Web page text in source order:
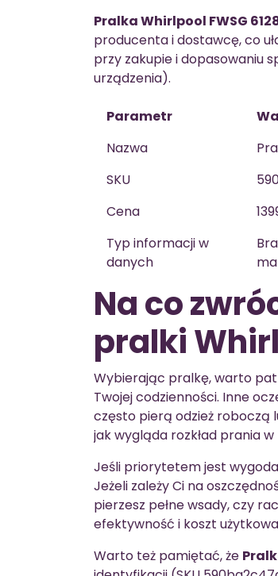
Pralka Whirlpool FWSG
producenta i dostawcę, co
przy zakupie i dopasowaniu
urządzenia).
Parametr
Nazwa
SKU
Cena
Typ informacji w
danych
Na co
pralki
Wybierając pralkę, warto
Twojej codzienności. Inne
często pierą odzież roboczą
jak wygląda rozkład prania w
Jeśli priorytetem jest
Jeżeli zależy Ci na
pierzesz pełne wsady, czy
efektywność i koszt
Warto też pamiętać, że